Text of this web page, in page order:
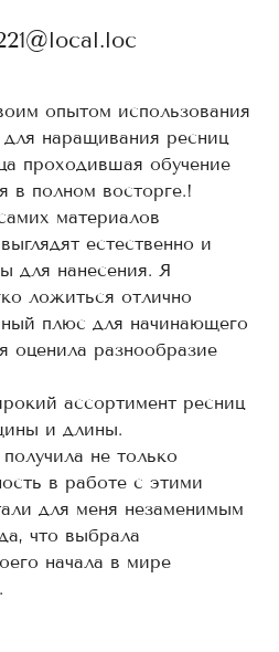
опытом использования
наращивания ресниц
проходившая обучение
в полном восторге.!
материалов
естественно и
для нанесения. Я
ложиться отлично
плюс для начинающего
оценила разнообразие
ассортимент ресниц
и длины.
не только
в работе с этими
для меня незаменимым
что выбрала
начала в мире